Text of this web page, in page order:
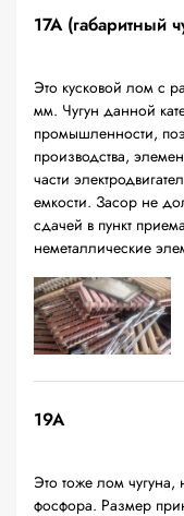
17А (габаритный
Это кусковой лом с
мм. Чугун данной
промышленности,
производства,
части
емкости. Засор не
сдачей в пункт
неметаллические
19A
Это тоже лом
фосфора. Размер